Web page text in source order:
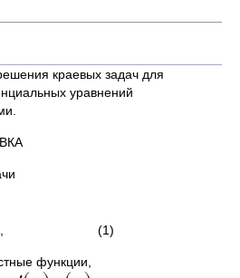
краевых задач для
уравнений
, (1)
функции,